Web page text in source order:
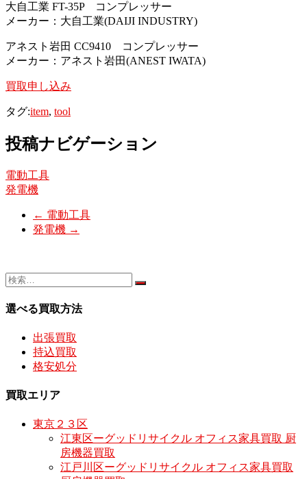
大自工業 FT-35P コンプレッサー
メーカー：大自工業(DAIJI INDUSTRY)
アネスト岩田 CC9410 コンプレッサー
メーカー：アネスト岩田(ANEST IWATA)
買取申し込み
タグ:item, tool
投稿ナビゲーション
電動工具
発電機
← 電動工具
発電機 →
選べる買取方法
出張買取
持込買取
格安処分
買取エリア
東京２３区
江東区ーグッドリサイクル オフィス家具買取 厨
房機器買取
江戸川区ーグッドリサイクル オフィス家具買取